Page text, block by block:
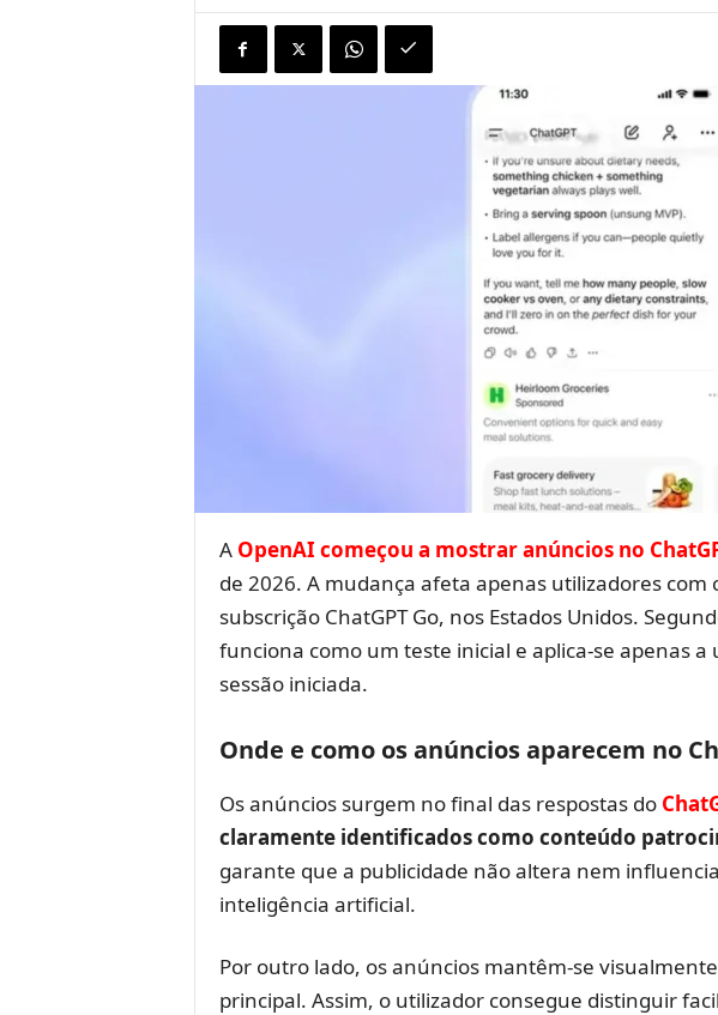
A OpenAI começou a mostrar anúncios no
de 2026. A mudança afeta apenas utilizadores com
subscrição ChatGPT Go, nos Estados Unidos.
funciona como um teste inicial e aplica-se apenas a
sessão iniciada.
Onde e como os anúncios aparecem no
Os anúncios surgem no final das respostas do
claramente identificados como conteúdo
garante que a publicidade não altera nem
inteligência artificial.
Por outro lado, os anúncios mantêm-se
principal. Assim, o utilizador consegue distinguir